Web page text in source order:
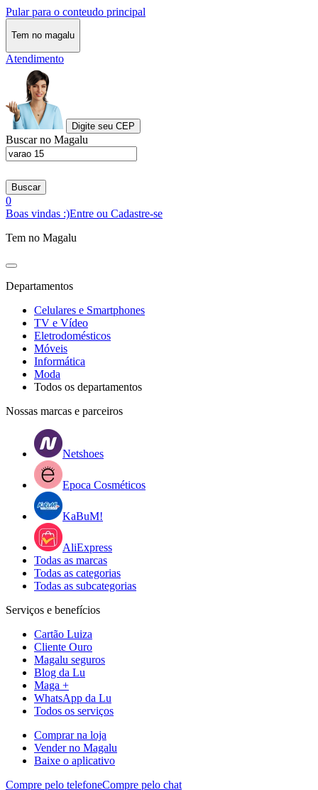
Pular para o conteudo principal
Tem no magalu
Atendimento
Digite seu CEP
Buscar no Magalu
Buscar
0
Boas vindas :)Entre ou Cadastre-se
Tem no Magalu
Departamentos
Celulares e Smartphones
TV e Vídeo
Eletrodomésticos
Móveis
Informática
Moda
Todos os departamentos
Nossas marcas e parceiros
Netshoes
Epoca Cosméticos
KaBuM!
AliExpress
Todas as marcas
Todas as categorias
Todas as subcategorias
Serviços e benefícios
Cartão Luiza
Cliente Ouro
Magalu seguros
Blog da Lu
Maga +
WhatsApp da Lu
Todos os serviços
Comprar na loja
Vender no Magalu
Baixe o aplicativo
Compre pelo telefoneCompre pelo chat